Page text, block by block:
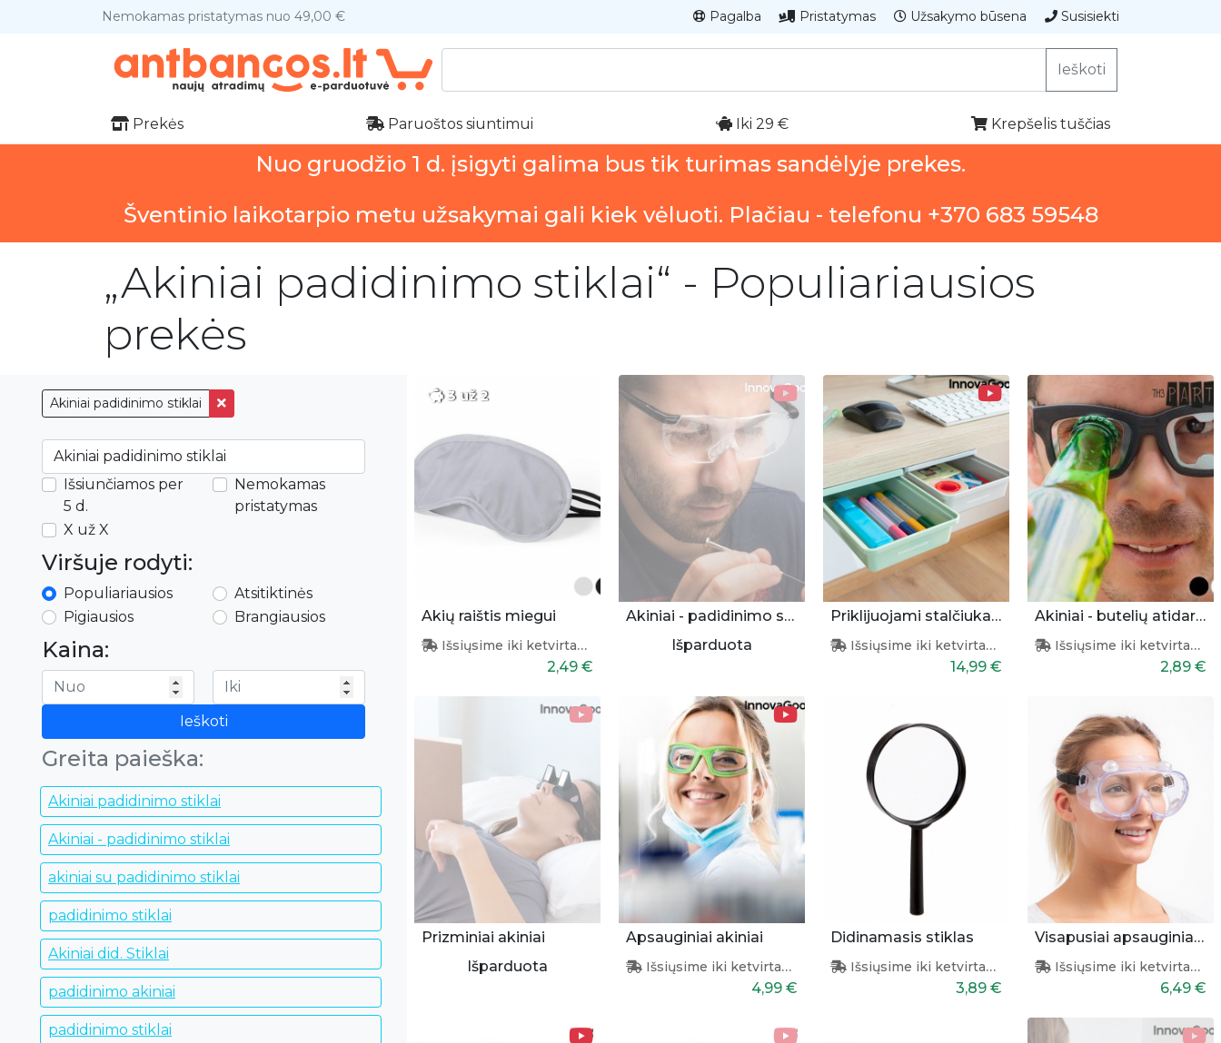
Nemokamas pristatymas nuo 49,00 € Pagalba Pristatymas Užsakymo būsena Susisiekti
Ieškoti
Prekės Paruoštos siuntimui Iki 29 € Krepšelis tuščias
Nuo gruodžio 1 d. įsigyti galima bus tik turimas sandėlyje prekes.
Šventinio laikotarpio metu užsakymai gali kiek vėluoti. Plačiau - telefonu +370 683 59548
„Akiniai padidinimo stiklai“ - Populiariausios
prekės
Akiniai padidinimo stiklai
Išsiunčiamos per
5 d.
Nemokamas
pristatymas
X už X
Viršuje rodyti:
Populiariausios
Atsitiktinės
Pigiausios
Brangiausios
Kaina:
Ieškoti
Greita paieška:
Akiniai padidinimo stiklai
Akiniai - padidinimo stiklai
akiniai su padidinimo stiklai
padidinimo stiklai
Akiniai did. Stiklai
padidinimo akiniai
padidinimo stiklai
3 už 2
Akių raištis miegui
Išsiųsime iki ketvirtadienio
2,49 €
Akiniai - padidinimo stiklai
Išparduota
Priklijuojami stalčiukai 2 vnt.
Išsiųsime iki ketvirtadienio
14,99 €
Akiniai - butelių atidarytuvas
Išsiųsime iki ketvirtadienio
2,89 €
Prizminiai akiniai
Išparduota
Apsauginiai akiniai
Išsiųsime iki ketvirtadienio
4,99 €
Didinamasis stiklas
Išsiųsime iki ketvirtadienio
3,89 €
Visapusiai apsauginiai akiniai
Išsiųsime iki ketvirtadienio
6,49 €